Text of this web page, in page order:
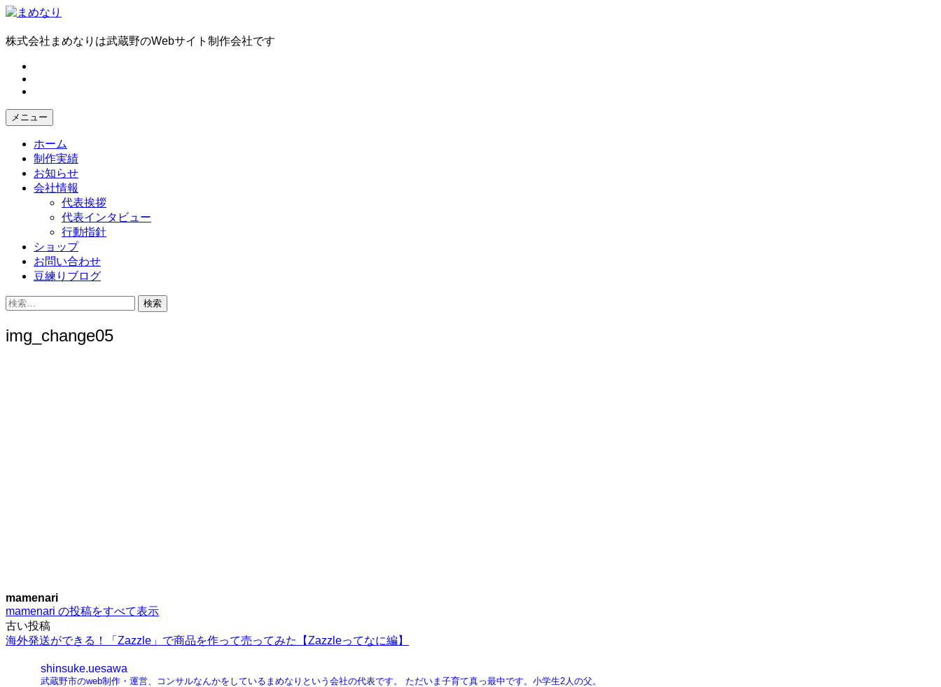
コ
テ
キ
ッ
株式会社まめなりは武蔵野のWebサイト制作会社です
メニュー
ホーム
制作実績
お知らせ
会社情報
代表挨拶
代表インタビュー
行動指針
ショップ
お問い合わせ
豆練りブログ
検
img_change05
mamenari
mamenari の投稿をすべて表示
投
稿
古い投稿
海外発送ができる！「Zazzle」で商品を作って売ってみた【Zazzleってなに編】
shinsuke.uesawa
武蔵野市のweb制作・運営、コンサルなんかをしているまめなりという会社の代表です。 ただいま子育て真っ最中です。小学生2人の父。